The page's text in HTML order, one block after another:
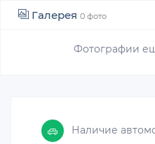
Галерея 0 фото
Фотографии
Наличие